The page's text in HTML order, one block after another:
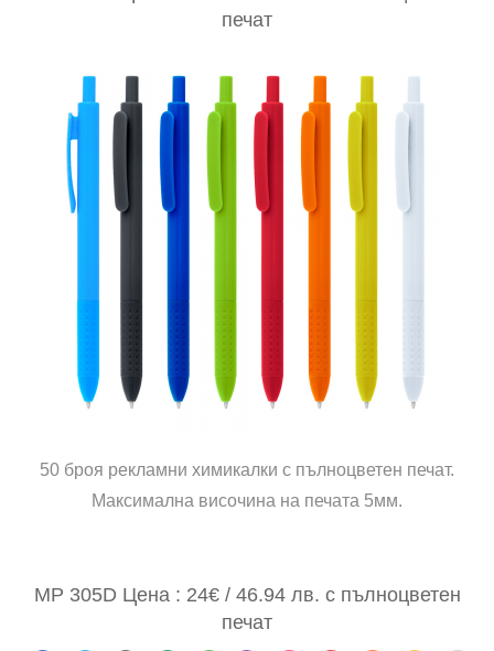
печат
50 броя рекламни химикалки с пълноцветен печат.
Максимална височина на печата 5мм.
MP 305D Цена : 24€ / 46.94 лв. с пълноцветен
печат